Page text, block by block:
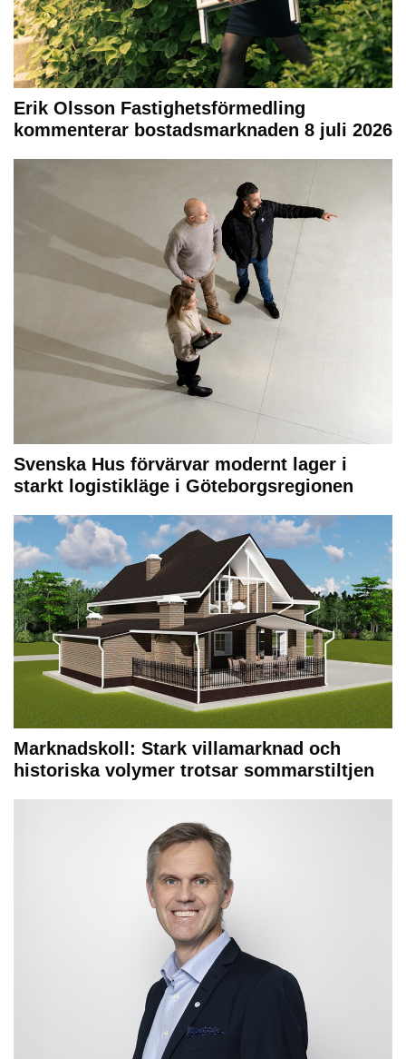
Erik Olsson Fastighetsförmedling
kommenterar bostadsmarknaden 8 juli 2026
Svenska Hus förvärvar modernt lager i
starkt logistikläge i Göteborgsregionen
Marknadskoll: Stark villamarknad och
historiska volymer trotsar sommarstiltjen